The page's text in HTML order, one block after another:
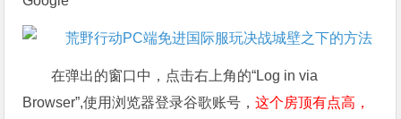
在弹出的窗口中，点击右上角的“Log in via
Browser”,使用浏览器登录谷歌账号，这个房顶有点高，